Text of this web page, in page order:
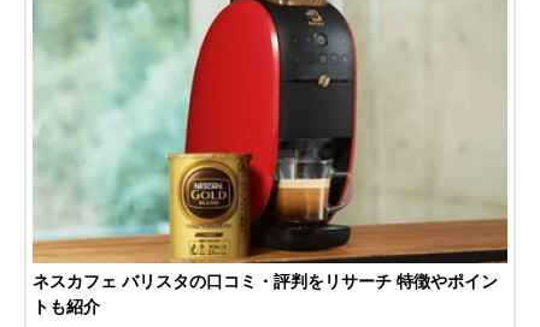
ネスカフェ バリスタの口コミ・評判をリサーチ 特徴やポイン
トも紹介